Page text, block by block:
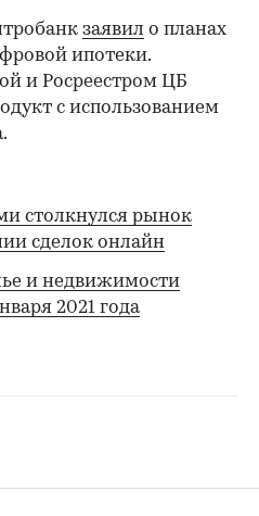
заявил о планах
ипотеки.
и Росреестром ЦБ
с использованием
столкнулся рынок
сделок онлайн
и недвижимости
2021 года